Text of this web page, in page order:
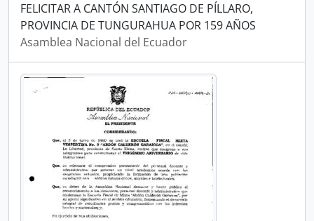
FELICITAR A CANTÓN SANTIAGO DE PÍLLARO,
PROVINCIA DE TUNGURAHUA POR 159 AÑOS
Asamblea Nacional del Ecuador